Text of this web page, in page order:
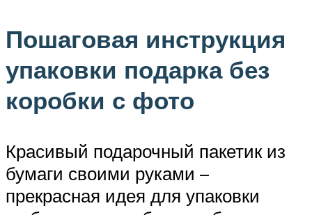
Пошаговая инструкция
упаковки подарка без
коробки с фото
Красивый подарочный пакетик из
бумаги своими руками –
прекрасная идея для упаковки